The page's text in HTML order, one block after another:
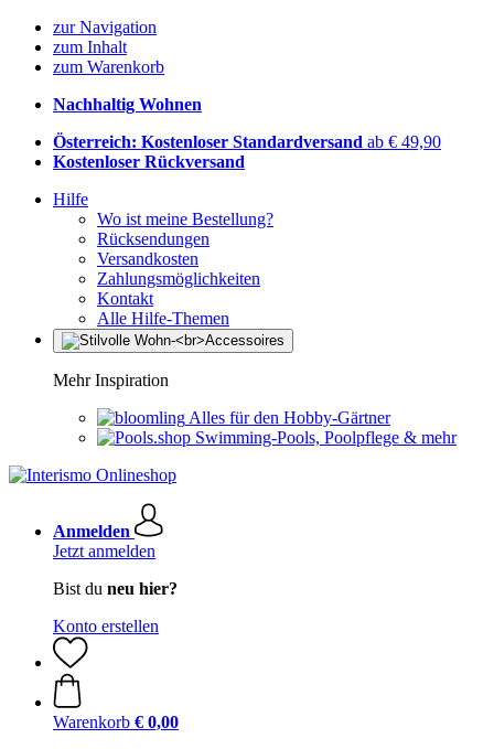
zur Navigation
zum Inhalt
zum Warenkorb
Nachhaltig Wohnen
Österreich: Kostenloser Standardversand ab € 49,90
Kostenloser Rückversand
Hilfe
Wo ist meine Bestellung?
Rücksendungen
Versandkosten
Zahlungsmöglichkeiten
Kontakt
Alle Hilfe-Themen
Mehr Inspiration
Alles für den Hobby-Gärtner
Swimming-Pools, Poolpflege & mehr
Anmelden
Jetzt anmelden
Bist du neu hier?
Konto erstellen
Warenkorb € 0,00